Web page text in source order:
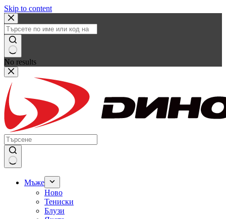
Skip to content
No results
Мъже
Ново
Тениски
Блузи